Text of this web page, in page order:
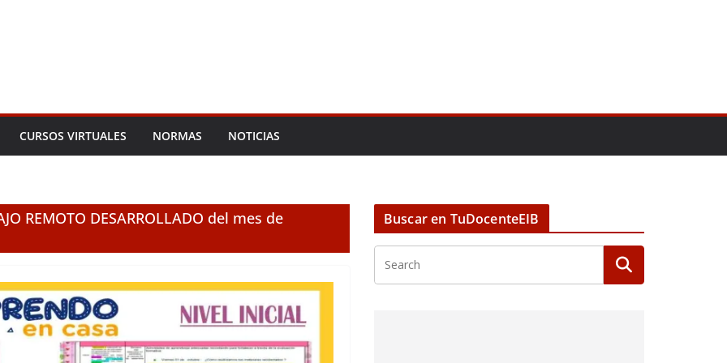
CURSOS VIRTUALES NORMAS NOTICIAS
REMOTO DESARROLLADO del mes de
Buscar en TuDocenteEIB